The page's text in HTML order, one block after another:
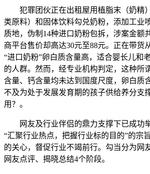
犯罪团伙正在出租屋用植脂末（奶精
类原料）和固体饮料勾兑奶粉，添加工业
质地，伪制14种进口奶粉包拆，涉案金额
商平台售价却高达30元至88元。正在带货
“进口奶粉”卵白质含量高，适合婴长儿和
的人群。然而，经专业机构判定，这种所
含量、钙含量均未达到国度尺度，卵白质
不及为处于发展发育期的孩子供给养分支
用？。
网友及行业伴侣的鼎力支撑下已成功
“汇聚行业热点，把握行业标的目的”的宗
的关心，督促行业不竭前行。勾当分为网
网友点评、揭晓总结4个阶段。